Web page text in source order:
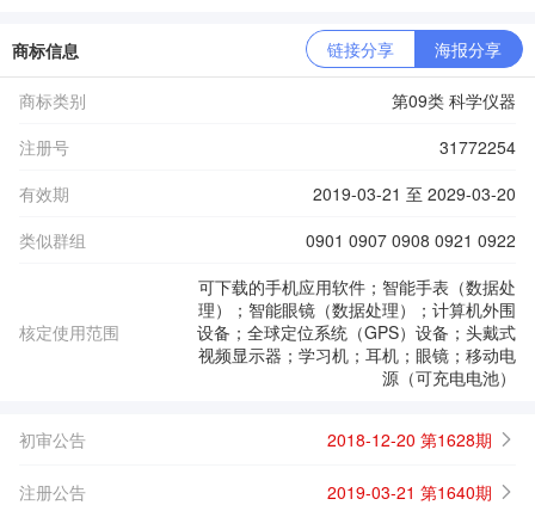
商标信息 链接分享 海报分享
商标类别
第09类 科学仪器
注册号
31772254
有效期
2019-03-21 至 2029-03-20
类似群组
0901 0907 0908 0921 0922
核定使用范围
可下载的手机应用软件；智能手表（数据处
理）；智能眼镜（数据处理）；计算机外围
设备；全球定位系统（GPS）设备；头戴式
视频显示器；学习机；耳机；眼镜；移动电
源（可充电电池）
初审公告 2018-12-20 第1628期
注册公告 2019-03-21 第1640期